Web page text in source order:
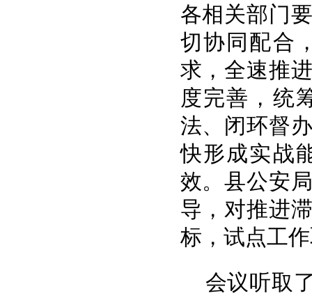
各相关部门
切协同配合
求，全速推
度完善，统
法、闭环督
快形成实战
效。县公安
导，对推进
标，试点工
会议听取